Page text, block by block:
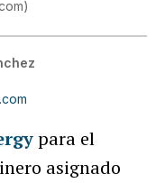
)
para el
asignado